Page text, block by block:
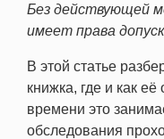
Без действующей
имеет права
В этой статье
книжка, где и как
времени это
обследования